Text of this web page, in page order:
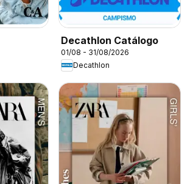
Decathlon Catálogo
01/08 - 31/08/2026
Decathlon